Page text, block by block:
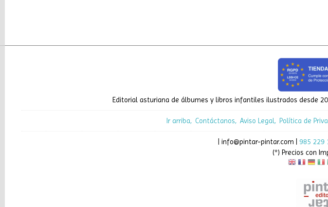
Editorial asturiana de álbumes y libros infantiles ilustrados desde
Ir arriba Contáctanos Aviso Legal Política de
| info@pintar-pintar.com | 985 229
(*) Precios con